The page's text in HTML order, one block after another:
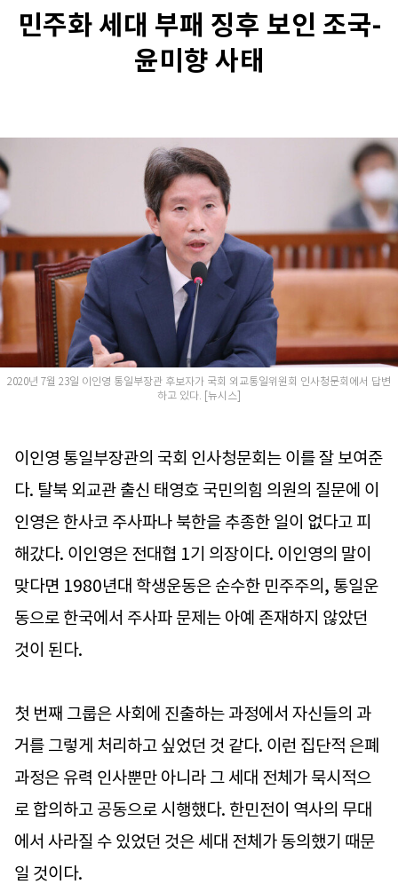
민주화 세대 부패 징후 보인 조국-
윤미향 사태
2020년 7월 23일 이인영 통일부장관 후보자가 국회 외교통일위원회 인사청문회에서 답변
하고 있다. [뉴시스]
이인영 통일부장관의 국회 인사청문회는 이를 잘 보여준
다. 탈북 외교관 출신 태영호 국민의힘 의원의 질문에 이
인영은 한사코 주사파나 북한을 추종한 일이 없다고 피
해갔다. 이인영은 전대협 1기 의장이다. 이인영의 말이
맞다면 1980년대 학생운동은 순수한 민주주의, 통일운
동으로 한국에서 주사파 문제는 아예 존재하지 않았던
것이 된다.
첫 번째 그룹은 사회에 진출하는 과정에서 자신들의 과
거를 그렇게 처리하고 싶었던 것 같다. 이런 집단적 은폐
과정은 유력 인사뿐만 아니라 그 세대 전체가 묵시적으
로 합의하고 공동으로 시행했다. 한민전이 역사의 무대
에서 사라질 수 있었던 것은 세대 전체가 동의했기 때문
일 것이다.